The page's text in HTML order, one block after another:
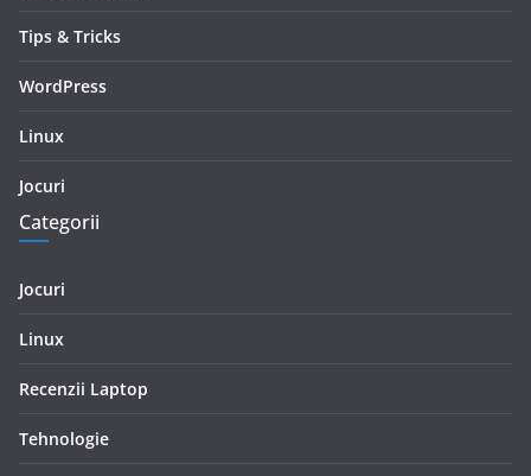
Tips & Tricks
WordPress
Linux
Jocuri
Categorii
Jocuri
Linux
Recenzii Laptop
Tehnologie